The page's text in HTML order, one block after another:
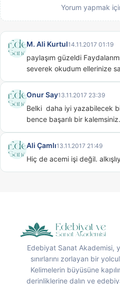
Yorum yapmak
M. Ali Kurtul14.11.2017 01:19
paylaşım güzeldi
severek okudum ellerinize
Onur Say13.11.2017 23:39
Belki  daha iyi yazabilecek
bence başarılı bir kalemsiniz.
Ali Çamlı13.11.2017 21:49
Hiç de acemi işi değil.
Edebiyat Sanat Akademisi,
sınırlarını zorlayan bir
Kelimelerin büyüsüne
derinliklerine dalın ve